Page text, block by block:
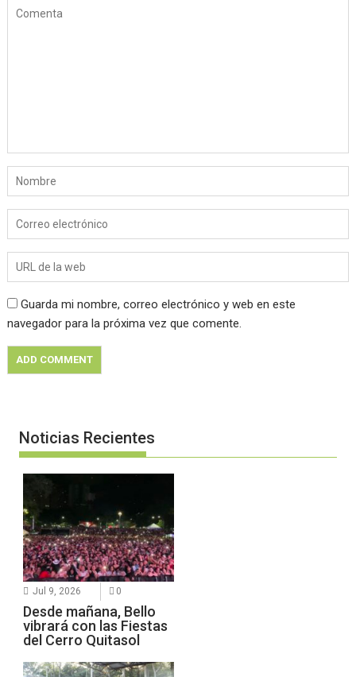
Guarda mi nombre, correo electrónico y web en este
navegador para la próxima vez que comente.
Noticias Recientes
Jul 9, 2026 0
Desde mañana, Bello
vibrará con las Fiestas
del Cerro Quitasol